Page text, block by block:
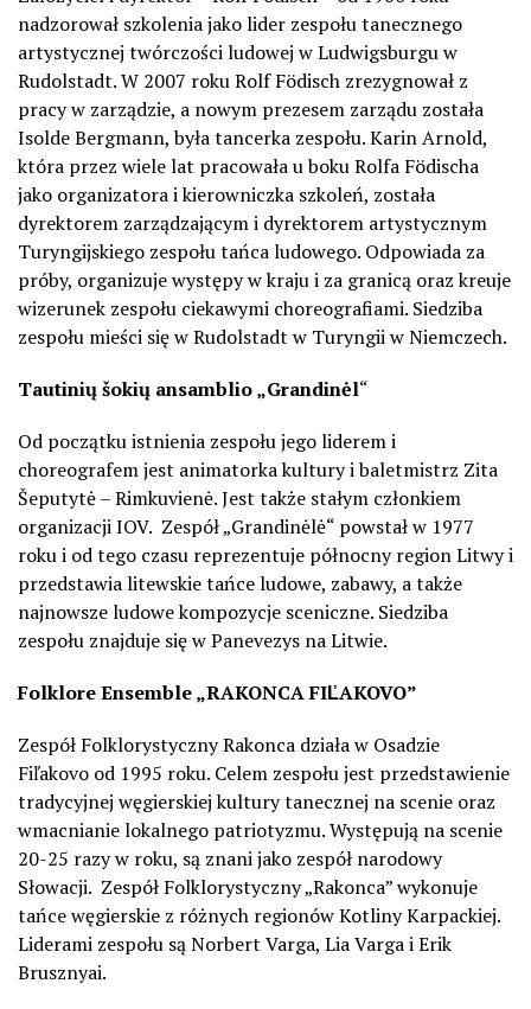
nadzorował szkolenia jako lider zespołu tanecznego
artystycznej twórczości ludowej w Ludwigsburgu w
Rudolstadt. W 2007 roku Rolf Födisch zrezygnował z
pracy w zarządzie, a nowym prezesem zarządu została
Isolde Bergmann, była tancerka zespołu. Karin Arnold,
która przez wiele lat pracowała u boku Rolfa Födischa
jako organizatora i kierowniczka szkoleń, została
dyrektorem zarządzającym i dyrektorem artystycznym
Turyngijskiego zespołu tańca ludowego. Odpowiada za
próby, organizuje występy w kraju i za granicą oraz kreuje
wizerunek zespołu ciekawymi choreografiami. Siedziba
zespołu mieści się w Rudolstadt w Turyngii w Niemczech.
Tautinių šokių ansamblio „Grandinėl“
Od początku istnienia zespołu jego liderem i
choreografem jest animatorka kultury i baletmistrz Zita
Šeputytė – Rimkuvienė. Jest także stałym członkiem
organizacji IOV. Zespół „Grandinėlė“ powstał w 1977
roku i od tego czasu reprezentuje północny region Litwy i
przedstawia litewskie tańce ludowe, zabawy, a także
najnowsze ludowe kompozycje sceniczne. Siedziba
zespołu znajduje się w Panevezys na Litwie.
Folklore Ensemble „RAKONCA FIĽAKOVO”
Zespół Folklorystyczny Rakonca działa w Osadzie
Fiľakovo od 1995 roku. Celem zespołu jest przedstawienie
tradycyjnej węgierskiej kultury tanecznej na scenie oraz
wmacnianie lokalnego patriotyzmu. Występują na scenie
20-25 razy w roku, są znani jako zespół narodowy
Słowacji. Zespół Folklorystyczny „Rakonca” wykonuje
tańce węgierskie z różnych regionów Kotliny Karpackiej.
Liderami zespołu są Norbert Varga, Lia Varga i Erik
Brusznyai.